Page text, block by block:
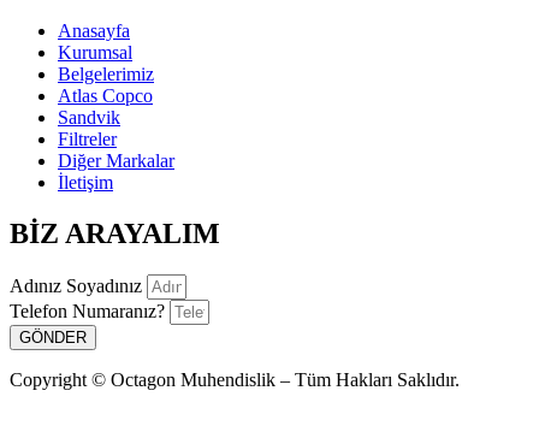
Anasayfa
Kurumsal
Belgelerimiz
Atlas Copco
Sandvik
Filtreler
Diğer Markalar
İletişim
BİZ ARAYALIM
Adınız Soyadınız
Telefon Numaranız?
GÖNDER
Copyright © Octagon Muhendislik – Tüm Hakları Saklıdır.